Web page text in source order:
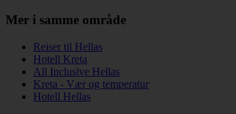
Mer i samme område
Reiser til Hellas
Hotell Kreta
All Inclusive Hellas
Kreta - Vær og temperatur
Hotell Hellas